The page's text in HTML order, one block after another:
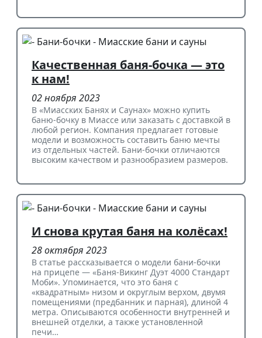
Качественная баня-бочка — это
к нам!
02 ноября 2023
В «Миасских Банях и Саунах» можно купить
баню-бочку в Миассе или заказать с доставкой в
любой регион. Компания предлагает готовые
модели и возможность составить баню мечты
из отдельных частей. Бани-бочки отличаются
высоким качеством и разнообразием размеров.
И снова крутая баня на колёсах!
28 октября 2023
В статье рассказывается о модели бани-бочки
на прицепе — «Баня-Викинг Дуэт 4000 Стандарт
Моби». Упоминается, что это баня с
«квадратным» низом и округлым верхом, двумя
помещениями (предбанник и парная), длиной 4
метра. Описываются особенности внутренней и
внешней отделки, а также установленной
печи…